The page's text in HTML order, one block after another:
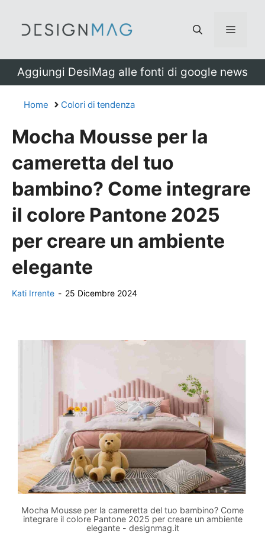
Menu
Aggiungi DesiMag alle fonti di google news
Home Colori di tendenza
Mocha Mousse per la
cameretta del tuo
bambino? Come integrare
il colore Pantone 2025
per creare un ambiente
elegante
Kati Irrente - 25 Dicembre 2024
Mocha Mousse per la cameretta del tuo bambino? Come
integrare il colore Pantone 2025 per creare un ambiente
elegante - designmag.it